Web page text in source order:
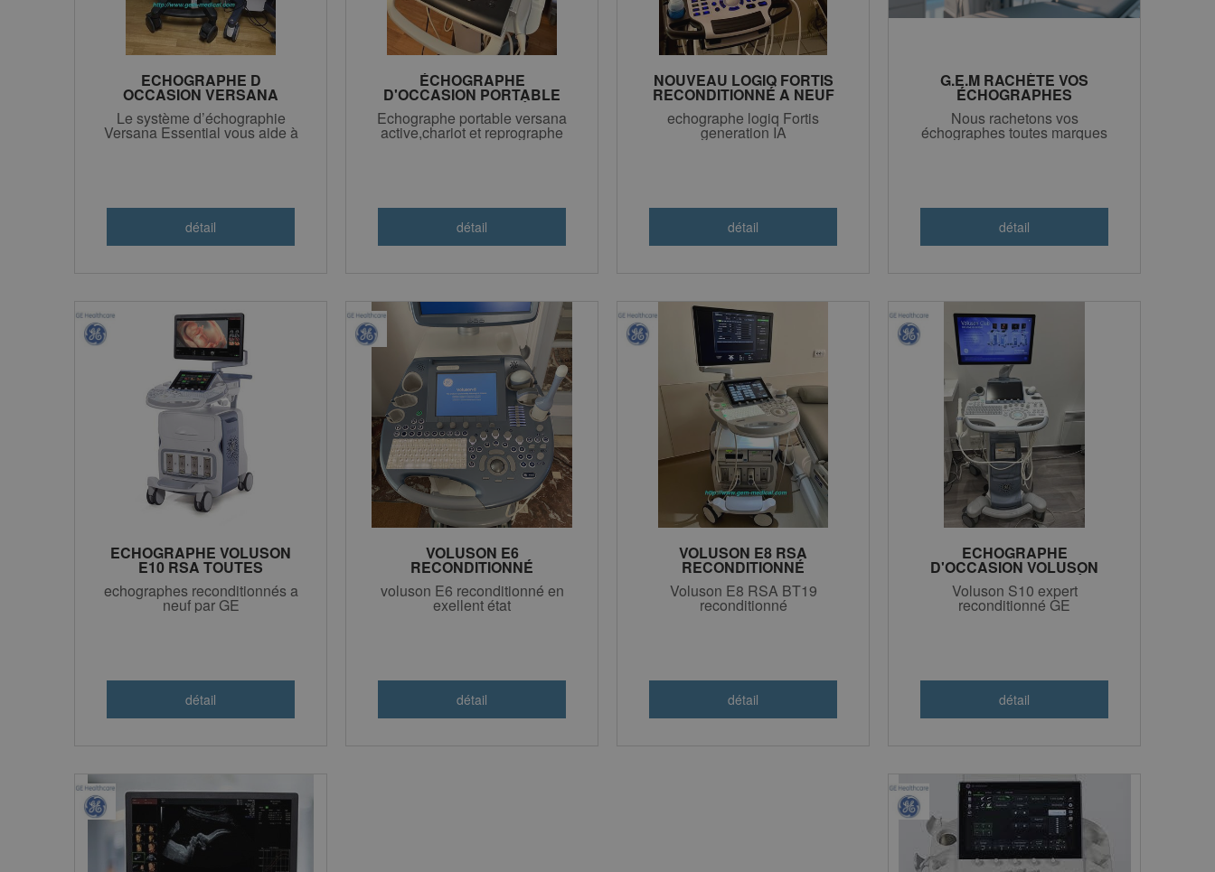
ECHOGRAPHE D
OCCASION VERSANA
ESSENTIAL GE 6500€ HT
Le système d’échographie
Versana Essential vous aide à
ÉCHOGRAPHE
D'OCCASION PORTABLE
VERSANA ACTIVE RÉCENT
Echographe portable versana
active,chariot et reprographe
NOUVEAU LOGIQ FORTIS
RECONDITIONNÉ A NEUF
CONSTRUCTEUR GE
echographe logiq Fortis
generation IA
G.E.M RACHÈTE VOS
ÉCHOGRAPHES
Nous rachetons vos
échographes toutes marques
ECHOGRAPHE VOLUSON
E10 RSA TOUTES
VERSIONS BT
RECONDITIONNÉ
CONSTRUCTEUR
echographes reconditionnés a
neuf par GE
VOLUSON E6
RECONDITIONNÉ
voluson E6 reconditionné en
exellent état
VOLUSON E8 RSA
RECONDITIONNÉ
20.000€HT
Voluson E8 RSA BT19
reconditionné
ECHOGRAPHE
D'OCCASION VOLUSON
S10 RECONDITIONNÉ A
NEUF GE
Voluson S10 expert
reconditionné GE